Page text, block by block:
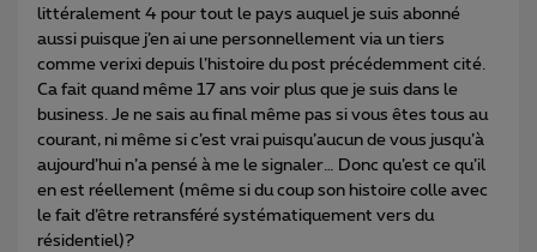
littéralement 4 pour tout le pays auquel je suis abonné
aussi puisque j’en ai une personnellement via un tiers
comme verixi depuis l’histoire du post précédemment cité.
Ca fait quand même 17 ans voir plus que je suis dans le
business. Je ne sais au final même pas si vous êtes tous au
courant, ni même si c’est vrai puisqu’aucun de vous jusqu’à
aujourd’hui n’a pensé à me le signaler… Donc qu’est ce qu’il
en est réellement (même si du coup son histoire colle avec
le fait d’être retransféré systématiquement vers du
résidentiel)?